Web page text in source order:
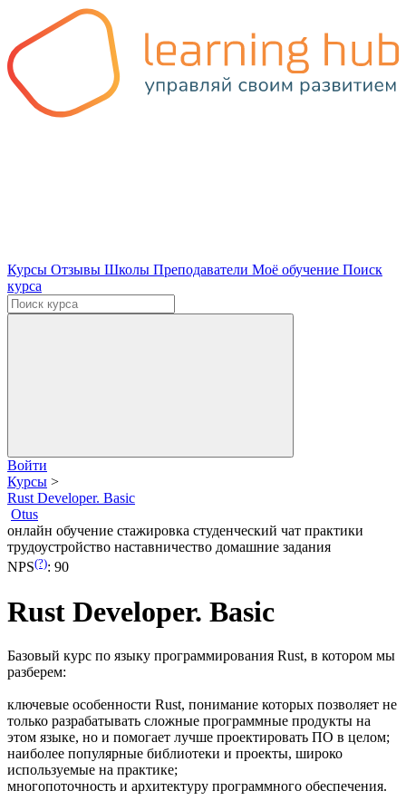
Курсы Отзывы Школы Преподаватели Моё обучение Поиск
курса
Войти
Курсы >
Rust Developer. Basic
Otus
онлайн обучение стажировка студенческий чат практики
трудоустройство наставничество домашние задания
NPS(?): 90
Rust Developer. Basic
Базовый курс по языку программирования Rust, в котором мы
разберем:
ключевые особенности Rust, понимание которых позволяет не
только разрабатывать сложные программные продукты на
этом языке, но и помогает лучше проектировать ПО в целом;
наиболее популярные библиотеки и проекты, широко
используемые на практике;
многопоточность и архитектуру программного обеспечения.